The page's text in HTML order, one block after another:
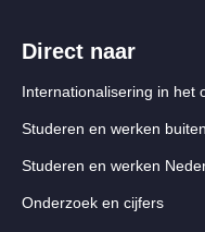
Direct naar
Internationalisering in het
Studeren en werken
Studeren en werken
Onderzoek en cijfers